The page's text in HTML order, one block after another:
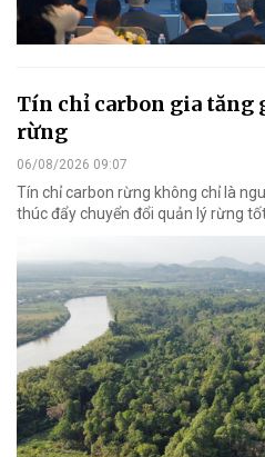
Tín chỉ carbon gia tăng
rừng
06/08/2026 09:07
Tín chỉ carbon rừng không chỉ là
thúc đẩy chuyển đổi quản lý rừng